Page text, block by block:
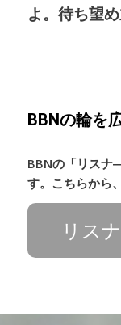
よ。待ち望め
BBNの輪を
BBNの「リスナ
す。こちらから
リス